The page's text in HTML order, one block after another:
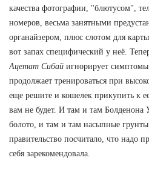
качества фотографии, "блютусом",
номеров, весьма занятными
органайзером, плюс слотом для
вот запах специфический у неё.
Ацетат Сибай игнорирует
продолжает тренироваться при
еще решите и кошелек прикупить к
вам не будет. И там и там Болденона
болото, и там и там насыпные
правительство посчитало, что надо
себя зарекомендовала.